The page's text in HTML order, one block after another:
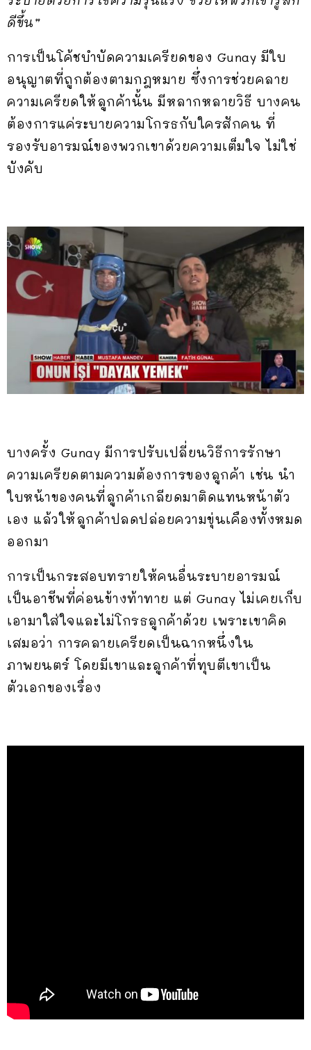
ดีขึ้น”
การเป็นโค้ชบำบัดความเครียดของ Gunay มีใบ
อนุญาตที่ถูกต้องตามกฎหมาย ซึ่งการช่วยคลาย
ความเครียดให้ลูกค้านั้น มีหลากหลายวิธี บางคน
ต้องการแค่ระบายความโกรธกับใครสักคน ที่
รองรับอารมณ์ของพวกเขาด้วยความเต็มใจ ไม่ใช่
บังคับ
บางครั้ง Gunay มีการปรับเปลี่ยนวิธีการรักษา
ความเครียดตามความต้องการของลูกค้า เช่น นำ
ใบหน้าของคนที่ลูกค้าเกลียดมาติดแทนหน้าตัว
เอง แล้วให้ลูกค้าปลดปล่อยความขุ่นเคืองทั้งหมด
ออกมา
การเป็นกระสอบทรายให้คนอื่นระบายอารมณ์
เป็นอาชีพที่ค่อนข้างท้าทาย แต่ Gunay ไม่เคยเก็บ
เอามาใส่ใจและไม่โกรธลูกค้าด้วย เพราะเขาคิด
เสมอว่า การคลายเครียดเป็นฉากหนึ่งใน
ภาพยนตร์ โดยมีเขาและลูกค้าที่ทุบตีเขาเป็น
ตัวเอกของเรื่อง